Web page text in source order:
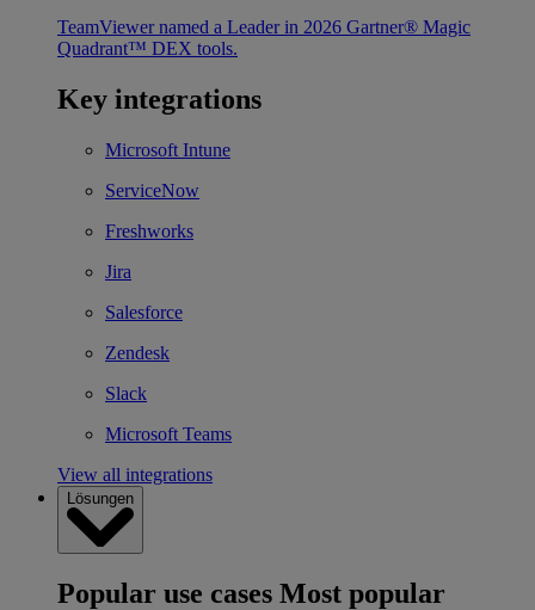
TeamViewer named a Leader in 2026 Gartner® Magic
Quadrant™ DEX tools.
Key integrations
Microsoft Intune
ServiceNow
Freshworks
Jira
Salesforce
Zendesk
Slack
Microsoft Teams
View all integrations
Lösungen
Popular use cases Most popular